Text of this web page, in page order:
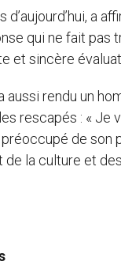
d’aujourd’hui, a
qui ne fait
et sincère
aussi rendu un
les rescapés : «
de son
la culture et